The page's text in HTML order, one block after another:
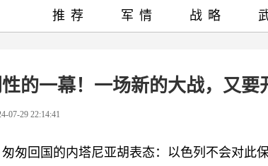
的一幕！一场新的大战，又要
07-29 22:14:41
匆回国的内塔尼亚胡表态：以色列不会对此保
推荐 军情 战略